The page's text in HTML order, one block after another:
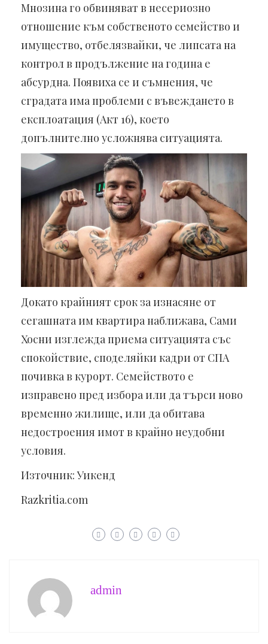
Мнозина го обвиняват в несериозно
отношение към собственото семейство и
имущество, отбелязвайки, че липсата на
контрол в продължение на година е
абсурдна. Появиха се и съмнения, че
сградата има проблеми с въвеждането в
експлоатация (Акт 16), което
допълнително усложнява ситуацията.
Докато крайният срок за изнасяне от
сегашната им квартира наближава, Сами
Хосни изглежда приема ситуацията със
спокойствие, споделяйки кадри от СПА
почивка в курорт. Семейството е
изправено пред избора или да търси ново
временно жилище, или да обитава
недостроения имот в крайно неудобни
условия.
Източник: Уикенд
Razkritia.com
admin